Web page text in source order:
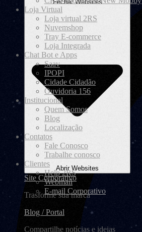
Fechar Websites
Abrir Websites
Site Corporativo
Trasforme sua marca
Blog / Portal
Compartilhe notícias e ideias
Loja Virtual
Loja virtual 2RS
Nuvemshop
Tray E-commerce
Loja Integrada
Chat Bot e Apps
Saav
IPOPI
Cidade Cidadão
Ouvidoria 156
Institucional
Quem Somos
Blog
Localização
Contatos
Fale Conosco
Trabalhe conosco
Clientes
Help 2RS
Webmail
E-mail Corporativo